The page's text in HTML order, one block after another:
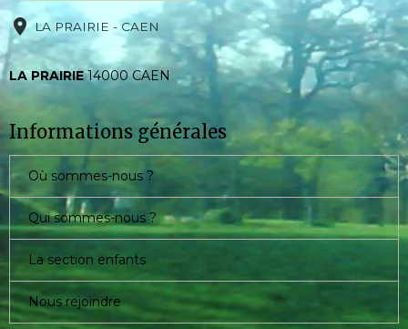
LA PRAIRIE - CAEN
LA PRAIRIE14000 CAEN
Informations générales
Où sommes-nous ?
Qui sommes-nous ?
La section enfants
Nous rejoindre